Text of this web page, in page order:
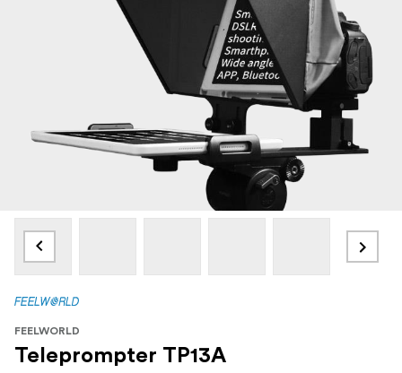
FEELWORLD
Teleprompter TP13A